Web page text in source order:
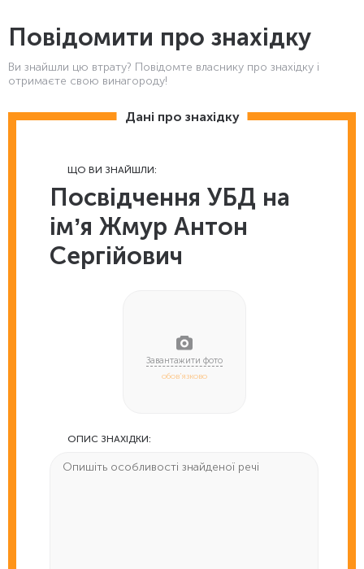
Повідомити про знахідку
Ви знайшли цю втрату? Повідомте власнику про знахідку і
отримаєте свою винагороду!
Дані про знахідку
ЩО ВИ ЗНАЙШЛИ:
Посвідчення УБД на
імʼя Жмур Антон
Сергійович
обов'язково
ОПИС ЗНАХІДКИ: